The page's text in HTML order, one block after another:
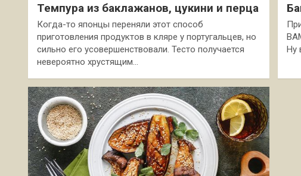
Темпура из баклажанов, цукини и перца
Когда-то японцы переняли этот способ
приготовления продуктов в кляре у португальцев, но
сильно его усовершенствовали. Тесто получается
невероятно хрустящим…
Ну